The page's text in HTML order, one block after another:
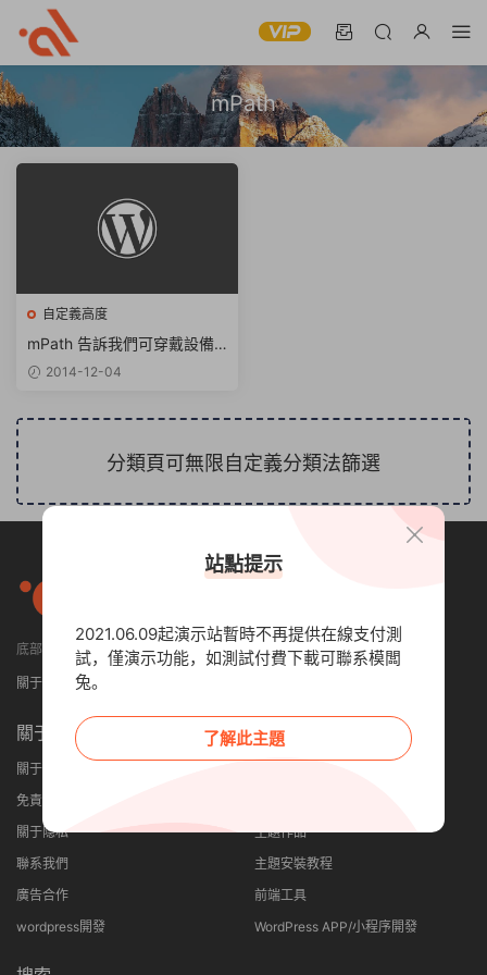
mPath
自定義高度
mPath 告訴我們可穿戴設備
應當這樣做
2014-12-04
分類頁可無限自定義分類法篩選
底部小工具可設置顯示4列或者5列
關于我們 免責申明
關于
關于我們
免責申明
關于隐私
聯系我們
廣告合作
wordpress開發
其他
主題作品
主題安裝教程
前端工具
WordPress APP/小程序開發
站點提示
2021.06.09起演示站暫時不再提供在線支付測
試，僅演示功能，如測試付費下載可聯系模闆
兔。
了解此主題